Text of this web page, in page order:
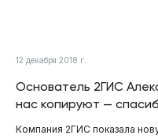
12 декабря 2018 г.
Основатель 2ГИС
нас копируют —
Компания 2ГИС показала